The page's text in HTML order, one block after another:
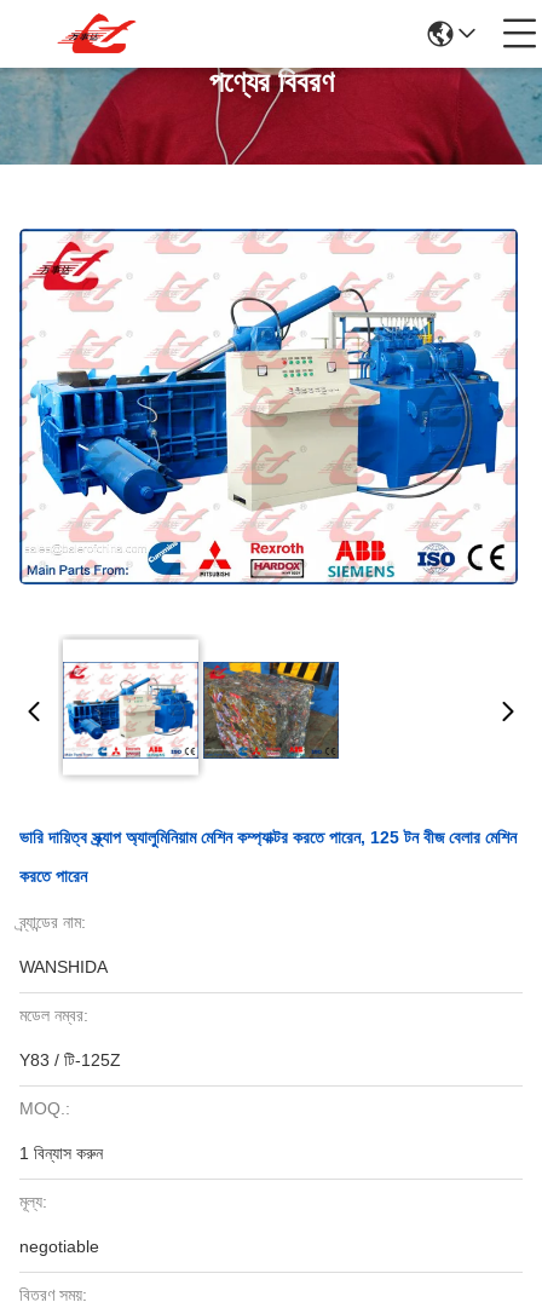
পণ্যের বিবরণ
ভারি দায়িত্ব স্ক্র্যাপ অ্যালুমিনিয়াম মেশিন কম্প্যাক্টর করতে পারেন, 125 টন বীজ বেলার মেশিন
করতে পারেন
ব্র্যান্ডের নাম:
WANSHIDA
মডেল নম্বর:
Y83 / টি-125Z
MOQ.:
1 বিন্যাস করুন
মূল্য:
negotiable
বিতরণ সময়: